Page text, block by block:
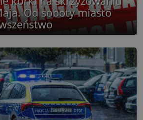
Od soboty miasto